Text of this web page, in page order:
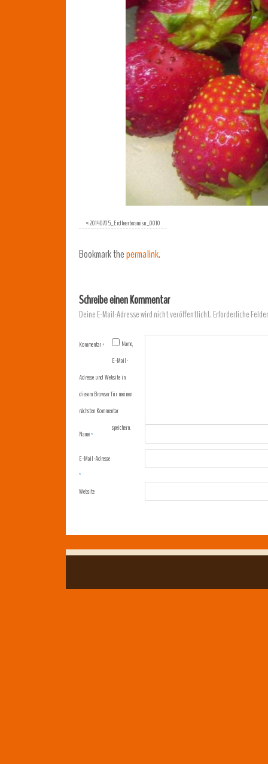
«20140705_Erdbeerteramisu_0010
Bookmark thepermalink.
Schreibe einen Kommentar
Deine E-Mail-Adresse wird nicht veröffentlicht.Erforderliche
Kommentar*
Name*
E-Mail-Adresse
*
Website
Name,
E-Mail-
Adresse und Website in
diesem Browser für meinen
nächsten Kommentar
speichern.